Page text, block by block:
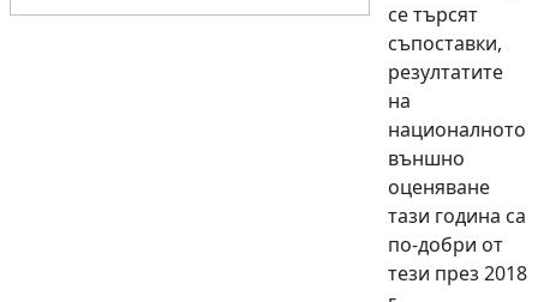
се търсят
съпоставки,
резултатите
на
националното
външно
оценяване
тази година са
по-добри от
тези през 2018